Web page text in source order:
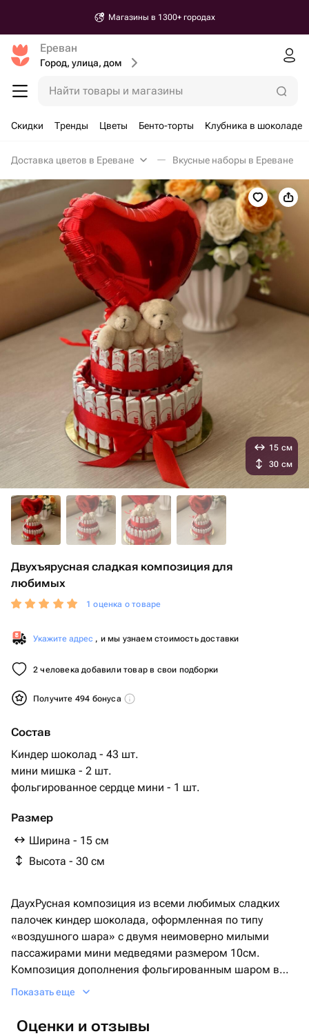
Магазины в 1300+ городах
Ереван
Город, улица, дом
Найти товары и магазины
Скидки Тренды Цветы Бенто-торты Клубника в шоколаде
Доставка цветов в Ереване Вкусные наборы в Ереване
Двухъярусная сладкая композиция для
любимых
1 оценка о товаре
Укажите адрес , и мы узнаем стоимость доставки
2 человека добавили товар в свои подборки
Получите 494 бонуса
Состав
Киндер шоколад - 43 шт.
мини мишка - 2 шт.
фольгированное сердце мини - 1 шт.
Размер
Ширина - 15 см
Высота - 30 см
15 см
30 см
ДаухРусная композиция из всеми любимых сладких
палочек киндер шоколада, оформленная по типу
«воздушного шара» с двумя неимоверно милыми
пассажирами мини медведями размером 10см.
Композиция дополнения фольгированным шаром в
форме красного сердца. Подойдет в подарок на день
Милый, уютный подарок.
Показать еще
Оценки и отзывы